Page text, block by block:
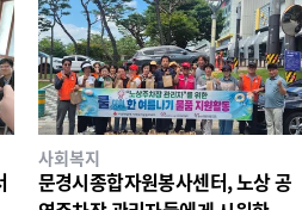
사회복지
문경시종합자원봉사센터, 노상 공